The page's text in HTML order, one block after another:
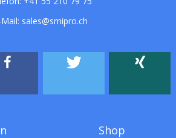
Mail: sales@smipro.ch
Shop